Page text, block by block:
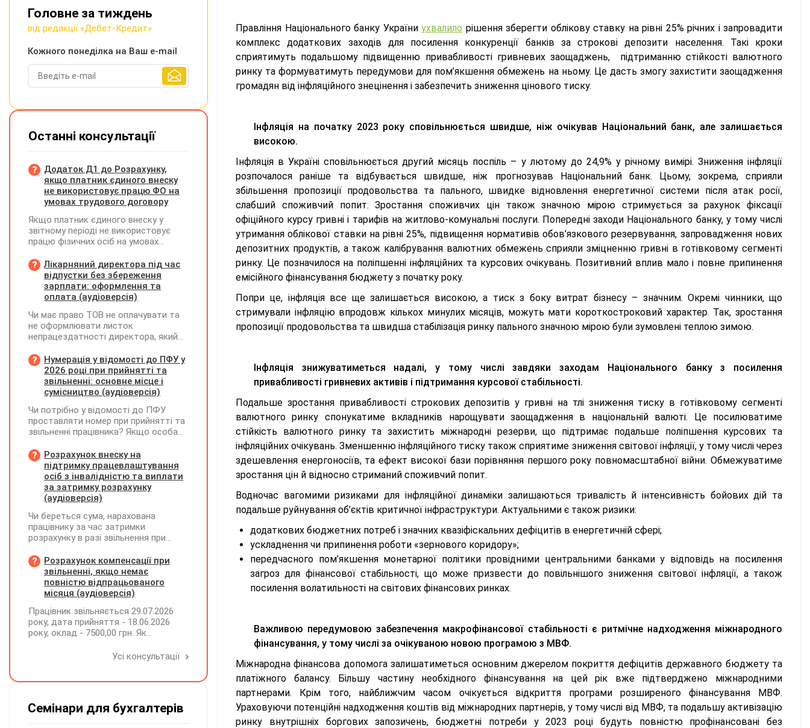
Правління Національного банку України ухвалило рішення зберегти облікову ставку на рівні 25% річних і запровадити
комплекс додаткових заходів для посилення конкуренції банків за строкові депозити населення. Такі кроки
сприятимуть подальшому підвищенню привабливості гривневих заощаджень, підтриманню стійкості валютного
ринку та формуватимуть передумови для пом’якшення обмежень на ньому. Це дасть змогу захистити заощадження
громадян від інфляційного знецінення і забезпечить зниження цінового тиску.
Інфляція на початку 2023 року сповільнюється швидше, ніж очікував Національний банк, але залишається
високою.
Інфляція в Україні сповільнюється другий місяць поспіль – у лютому до 24,9% у річному вимірі. Зниження інфляції
розпочалося раніше та відбувається швидше, ніж прогнозував Національний банк. Цьому, зокрема, сприяли
збільшення пропозиції продовольства та пального, швидке відновлення енергетичної системи після атак росії,
слабший споживчий попит. Зростання споживчих цін також значною мірою стримується за рахунок фіксації
офіційного курсу гривні і тарифів на житлово-комунальні послуги. Попередні заходи Національного банку, у тому числі
утримання облікової ставки на рівні 25%, підвищення нормативів обов’язкового резервування, запровадження нових
депозитних продуктів, а також калібрування валютних обмежень сприяли зміцненню гривні в готівковому сегменті
ринку. Це позначилося на поліпшенні інфляційних та курсових очікувань. Позитивний вплив мало і повне припинення
емісійного фінансування бюджету з початку року.
Попри це, інфляція все ще залишається високою, а тиск з боку витрат бізнесу – значним. Окремі чинники, що
стримували інфляцію впродовж кількох минулих місяців, можуть мати короткостроковий характер. Так, зростання
пропозиції продовольства та швидша стабілізація ринку пального значною мірою були зумовлені теплою зимою.
Інфляція знижуватиметься надалі, у тому числі завдяки заходам Національного банку з посилення
привабливості гривневих активів і підтримання курсової стабільності.
Подальше зростання привабливості строкових депозитів у гривні на тлі зниження тиску в готівковому сегменті
валютного ринку спонукатиме вкладників нарощувати заощадження в національній валюті. Це посилюватиме
стійкість валютного ринку та захистить міжнародні резерви, що підтримає подальше поліпшення курсових та
інфляційних очікувань. Зменшенню інфляційного тиску також сприятиме зниження світової інфляції, у тому числі через
здешевлення енергоносіїв, та ефект високої бази порівняння першого року повномасштабної війни. Обмежуватиме
зростання цін й відносно стриманий споживчий попит.
Водночас вагомими ризиками для інфляційної динаміки залишаються тривалість й інтенсивність бойових дій та
подальше руйнування об’єктів критичної інфраструктури. Актуальними є також ризики:
додаткових бюджетних потреб і значних квазіфіскальних дефіцитів в енергетичній сфері;
ускладнення чи припинення роботи «зернового коридору»;
передчасного пом’якшення монетарної політики провідними центральними банками у відповідь на посилення
загроз для фінансової стабільності, що може призвести до повільнішого зниження світової інфляції, а також
посилення волатильності на світових фінансових ринках.
Важливою передумовою забезпечення макрофінансової стабільності є ритмічне надходження міжнародного
фінансування, у тому числі за очікуваною новою програмою з МВФ.
Міжнародна фінансова допомога залишатиметься основним джерелом покриття дефіцитів державного бюджету та
платіжного балансу. Більшу частину необхідного фінансування на цей рік вже підтверджено міжнародними
партнерами. Крім того, найближчим часом очікується відкриття програми розширеного фінансування МВФ.
Ураховуючи потенційні надходження коштів від міжнародних партнерів, у тому числі від МВФ, та подальшу активізацію
ринку внутрішніх боргових запозичень, бюджетні потреби у 2023 році будуть повністю профінансовані без
Головне за тиждень
від редакції «Дебет-Кредит»
Кожного понеділка на Ваш e-mail
Останні консультації
Додаток Д1 до Розрахунку,
якщо платник єдиного внеску
не використовує працю ФО на
умовах трудового договору
Якщо платник єдиного внеску у
звітному періоді не використовує
працю фізичних осіб на умовах
на інших умовах, передбачених
законодавством, Додаток Д1/
Додаток ФІЗ-Д1 за відповідний
період не подається
Лікарняний директора під час
відпустки без збереження
зарплати: оформлення та
оплата (аудіоверсія)
Чи має право ТОВ не оплачувати та
не оформлювати листок
непрацездатності директора, який
збереження заробітної плати під час
призупинення діяльності
підприємства?
Нумерація у відомості до ПФУ у
2026 році при прийнятті та
звільненні: основне місце і
сумісництво (аудіоверсія)
Чи потрібно у відомості до ПФУ
проставляти номер при прийнятті та
звільненні працівника? Якщо особа
місцем роботи та за сумісництвом,
чи рахується це як два роботодавці?
Розрахунок внеску на
підтримку працевлаштування
осіб з інвалідністю та виплати
за затримку розрахунку
(аудіоверсія)
Чи береться сума, нарахована
працівнику за час затримки
розрахунку в разі звільнення при
заробітної плати (винагороди), для
розрахунку внеску на підтримку
працевлаштування осіб з
інвалідністю?
Розрахунок компенсації при
звільненні, якщо немає
повністю відпрацьованого
місяця (аудіоверсія)
Працівник звільняється 29.07.2026
року, дата прийняття - 18.06.2026
року, оклад - 7500,00 грн. Як
невикористаних днів відпустки при
Усі консультації
Семінари для бухгалтерів